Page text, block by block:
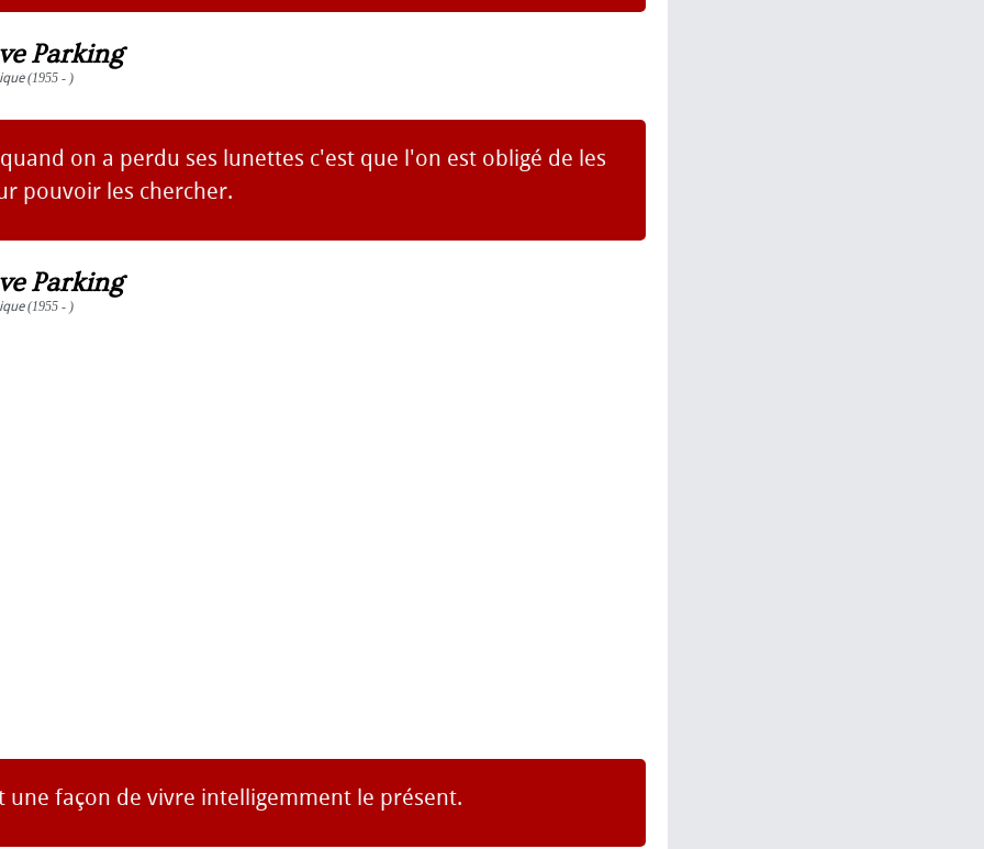
Parking
(1955 - )
on a perdu ses lunettes c'est que l'on est obligé de les
pouvoir les chercher.
Parking
(1955 - )
une façon de vivre intelligemment le présent.